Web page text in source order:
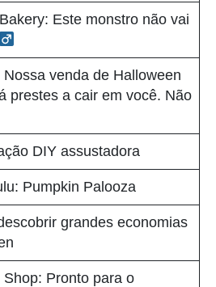
Este monstro não vai
venda de Halloween
prestes a cair em você. Não
DIY assustadora
Pumpkin Palooza
grandes economias
Shop: Pronto para o